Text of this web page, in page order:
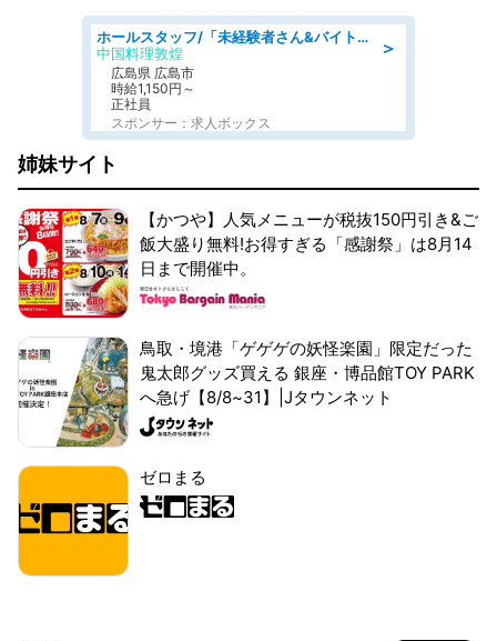
＞
ホールスタッフ/「未経験者さん&バイトデビューも大歓迎」残業ほぼなし×1日3時間〜勤務OK!フォロー体制も充実/広島県/広島市南区
中国料理敦煌
広島県 広島市
時給1,150円～
正社員
スポンサー：求人ボックス
姉妹サイト
【かつや】人気メニューが税抜150円引き&ご
飯大盛り無料!お得すぎる「感謝祭」は8月14
日まで開催中。
鳥取・境港「ゲゲゲの妖怪楽園」限定だった
鬼太郎グッズ買える 銀座・博品館TOY PARK
へ急げ【8/8~31】|Jタウンネット
ゼロまる